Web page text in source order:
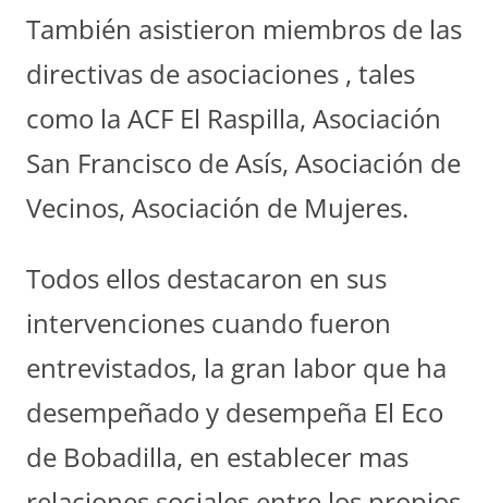
También asistieron miembros de las
directivas de asociaciones , tales
como la ACF El Raspilla, Asociación
San Francisco de Asís, Asociación de
Vecinos, Asociación de Mujeres.
Todos ellos destacaron en sus
intervenciones cuando fueron
entrevistados, la gran labor que ha
desempeñado y desempeña El Eco
de Bobadilla, en establecer mas